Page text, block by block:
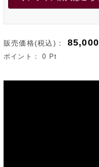
販売価格(税込)： 85,000
ポイント：0 Pt